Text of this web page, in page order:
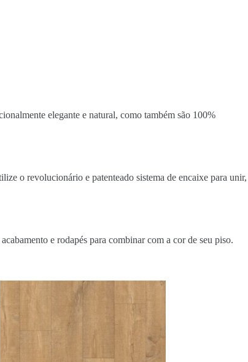
elegante e natural, como também são 100%
o revolucionário e patenteado sistema de encaixe para unir,
e rodapés para combinar com a cor de seu piso.